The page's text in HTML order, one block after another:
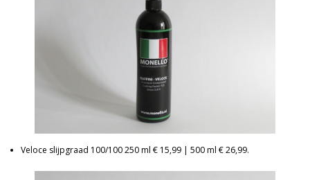
Veloce slijpgraad 100/100 250 ml € 15,99 | 500 ml € 26,99.